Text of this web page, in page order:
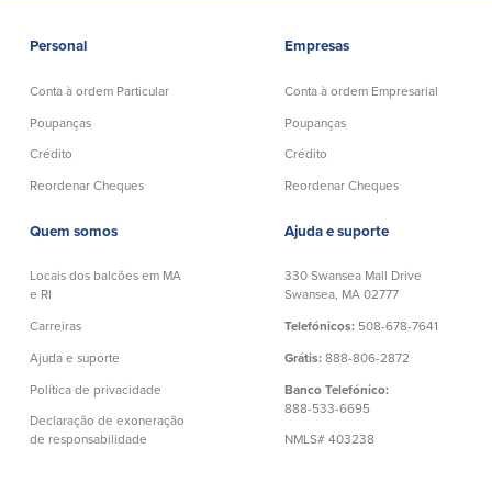
Personal
Conta à ordem Particular
Poupanças
Crédito
Reordenar Cheques
Empresas
Conta à ordem Empresarial
Poupanças
Crédito
Reordenar Cheques
Quem somos
Locais dos balcões em MA
e RI
Carreiras
Ajuda e suporte
Política de privacidade
Declaração de exoneração
de responsabilidade
Ajuda e suporte
330 Swansea Mall Drive
Swansea, MA 02777
Telefónicos: 508-678-7641
Grátis: 888-806-2872
Banco Telefónico:
888-533-6695
NMLS# 403238